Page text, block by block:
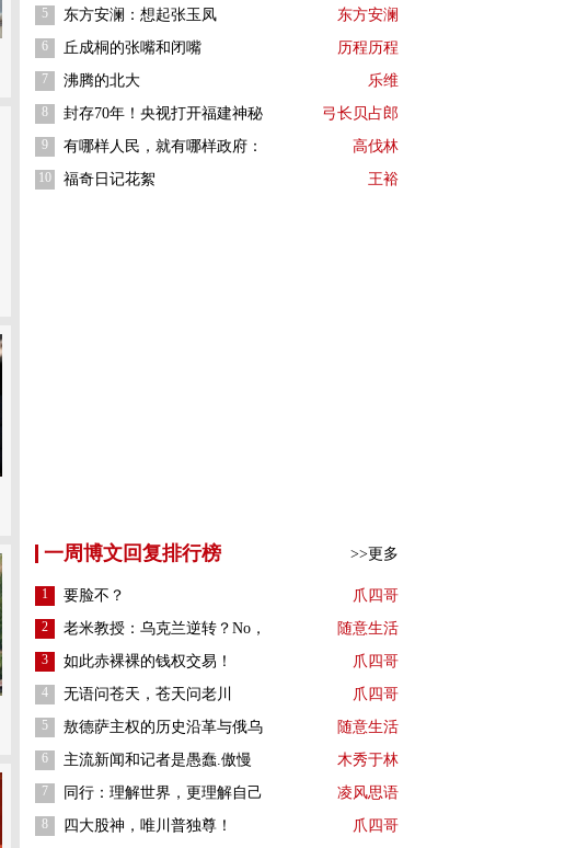
5 东方安澜：想起张玉凤 东方安澜
6 丘成桐的张嘴和闭嘴 历程历程
7 沸腾的北大 乐维
8 封存70年！央视打开福建神秘 弓长贝占郎
9 有哪样人民，就有哪样政府： 高伐林
10 福奇日记花絮 王裕
一周博文回复排行榜 >>更多
1 要脸不？ 爪四哥
2 老米教授：乌克兰逆转？No， 随意生活
3 如此赤裸裸的钱权交易！ 爪四哥
4 无语问苍天，苍天问老川 爪四哥
5 敖德萨主权的历史沿革与俄乌 随意生活
6 主流新闻和记者是愚蠢.傲慢 木秀于林
7 同行：理解世界，更理解自己 凌风思语
8 四大股神，唯川普独尊！ 爪四哥